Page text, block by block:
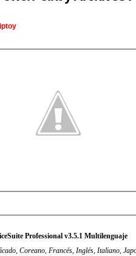
Professional v3.5.1 Multilenguaje
Coreano, Francés, Inglés, Italiano,